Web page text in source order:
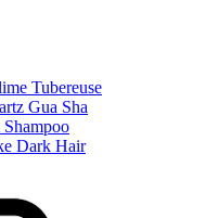
Tubereuse
Gua Sha
Dark Hair